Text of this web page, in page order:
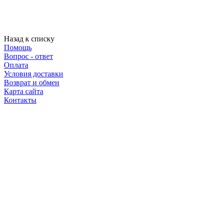
Назад к списку
Помощь
Вопрос - ответ
Оплата
Условия доставки
Возврат и обмен
Карта сайта
Контакты